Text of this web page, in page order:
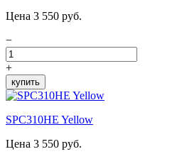
Цена 3 550 руб.
−
+
купить
SPC310HE Yellow
Цена 3 550 руб.